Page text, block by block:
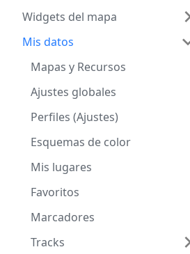
Widgets del mapa
Mis datos
Mapas y Recursos
Ajustes globales
Perfiles (Ajustes)
Esquemas de color
Mis lugares
Favoritos
Marcadores
Tracks